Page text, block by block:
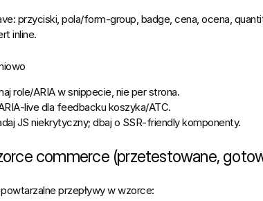
przyciski, pola/form‑group, badge, cena, ocena,
inline.
role/ARIA w snippecie, nie per strona.
dla feedbacku koszyka/ATC.
JS niekrytyczny; dbaj o SSR‑friendly komponenty.
commerce (przetestowane,
przepływy w wzorce: